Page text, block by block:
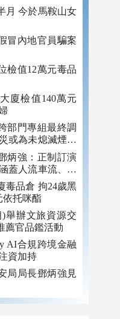
月 今於馬鞍山女
冒內地官員騙案
檢值12萬元毒品
廈檢值140萬元
部門專組最終調
或為未熄滅煙頭
炳強：正制訂演
蓋人流車流、緊
毒品倉 拘24歲黑
依托咪酯
舉辦文旅資源交
薦官品鑑活動
AI合規跨境金融
資加持
局局長鄧炳強見